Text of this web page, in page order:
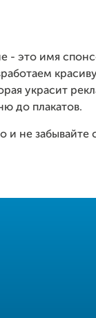
- это имя
украсит
до плакатов.
и не забывайте